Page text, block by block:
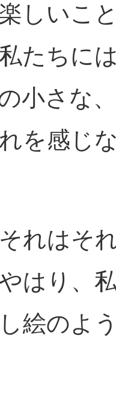
しいこ
たちに
小さな
を感じ
れはそ
はり、
絵のよ